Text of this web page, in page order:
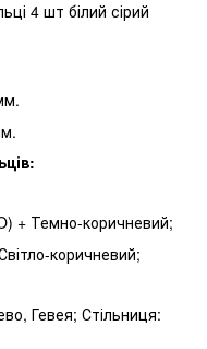
+ Темно-коричневий;
коричневий;
Гевея; Стільниця: